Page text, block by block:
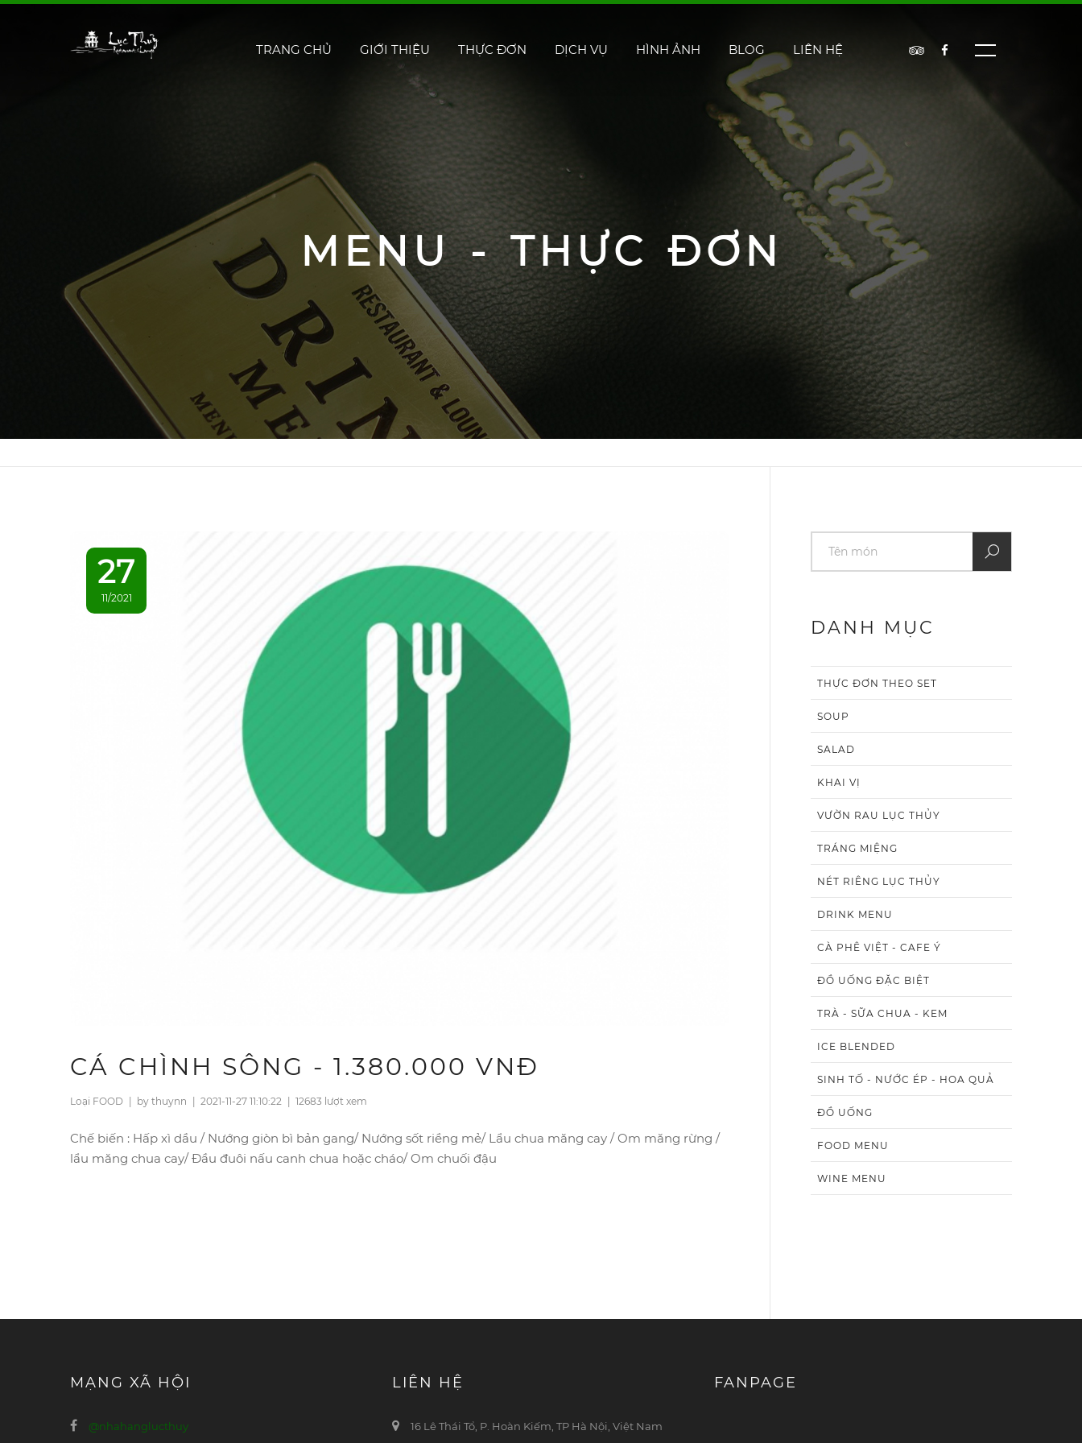
TRANG CHỦ GIỚI THIỆU THỰC ĐƠN DỊCH VỤ HÌNH ẢNH BLOG LIÊN HỆ
MENU - THỰC ĐƠN
27
11/2021
CÁ CHÌNH SÔNG - 1.380.000 VNĐ
Loại FOOD by thuynn 2021-11-27 11:10:22 12683 lượt xem
Chế biến : Hấp xì dầu / Nướng giòn bì bản gang/ Nướng sốt riềng mẻ/ Lẩu chua măng cay / Om măng rừng /
lẩu măng chua cay/ Đầu đuôi nấu canh chua hoặc cháo/ Om chuối đậu
DANH MỤC
THỰC ĐƠN THEO SET
SOUP
SALAD
KHAI VỊ
VƯỜN RAU LỤC THỦY
TRÁNG MIỆNG
NÉT RIÊNG LỤC THỦY
DRINK MENU
CÀ PHÊ VIỆT - CAFE Ý
ĐỒ UỐNG ĐẶC BIỆT
TRÀ - SỮA CHUA - KEM
ICE BLENDED
SINH TỐ - NƯỚC ÉP - HOA QUẢ
ĐỒ UỐNG
FOOD MENU
WINE MENU
MẠNG XÃ HỘI
@nhahanglucthuy
LIÊN HỆ
16 Lê Thái Tổ, P. Hoàn Kiếm, TP Hà Nội, Việt Nam
FANPAGE